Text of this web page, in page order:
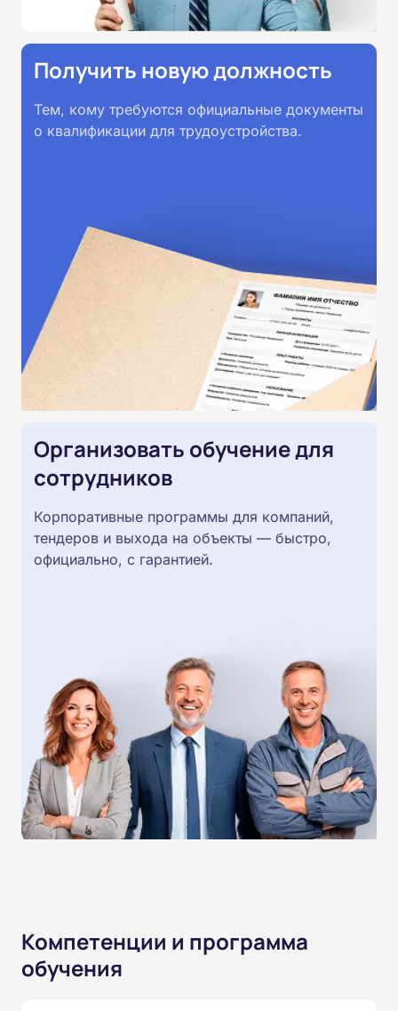
Получить новую должность
Тем, кому требуются официальные документы
о квалификации для трудоустройства.
Организовать обучение для
сотрудников
Корпоративные программы для компаний,
тендеров и выхода на объекты — быстро,
официально, с гарантией.
Компетенции и программа
обучения